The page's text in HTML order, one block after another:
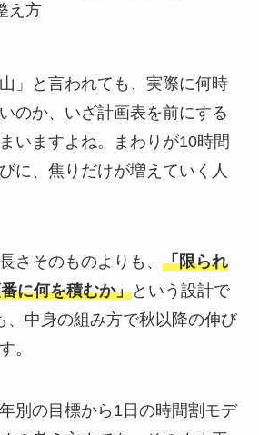
え方
」と言われても、実際に何時
のか、いざ計画表を前にする
いますよね。まわりが10時間
に、焦りだけが増えていく人
さそのものよりも、 「限られ
に何を積むか」という設計で
、中身の組み方で秋以降の伸び
。
別の目標から1日の時間割モデ